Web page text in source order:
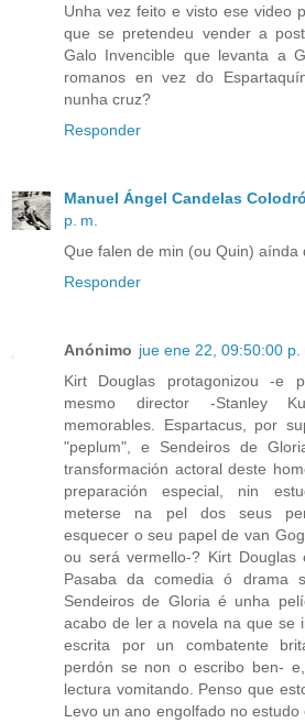
Unha vez feito e visto ese video
que se pretendeu vender a
Galo Invencible que levanta a
romanos en vez do
nunha cruz?
Responder
Manuel Ángel Candelas
p. m.
Que falen de min (ou Quin) aínda
Responder
Anónimo jue ene 22, 09:50:00 p.
Kirt Douglas protagonizou -e
mesmo director -Stanley
memorables. Espartacus, por
"peplum", e Sendeiros de
transformación actoral deste
preparación especial, nin
meterse na pel dos seus
esquecer o seu papel de van
ou será vermello-? Kirt Douglas
Pasaba da comedia ó drama
Sendeiros de Gloria é unha
acabo de ler a novela na que se
escrita por un combatente
perdón se non o escribo ben-
lectura vomitando. Penso que
Levo un ano engolfado no